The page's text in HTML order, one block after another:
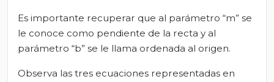
Es importante recuperar que al parámetro “m” se
le conoce como pendiente de la recta y al
parámetro “b” se le llama ordenada al origen.
Observa las tres ecuaciones representadas en